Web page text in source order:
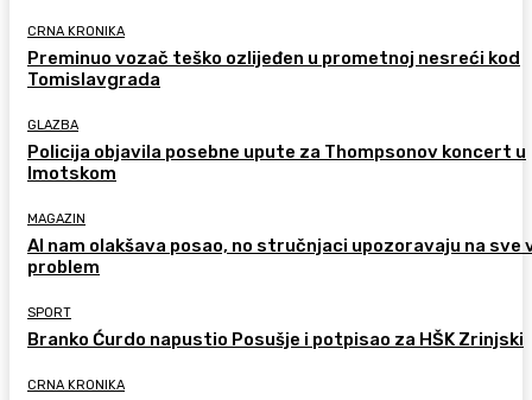
CRNA KRONIKA
Preminuo vozač teško ozlijeđen u prometnoj nesreći kod
Tomislavgrada
GLAZBA
Policija objavila posebne upute za Thompsonov koncert u
Imotskom
MAGAZIN
AI nam olakšava posao, no stručnjaci upozoravaju na sve
problem
SPORT
Branko Ćurdo napustio Posušje i potpisao za HŠK Zrinjski
CRNA KRONIKA